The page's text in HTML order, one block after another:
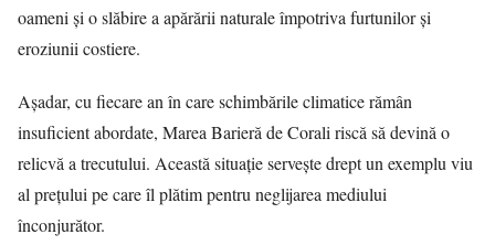
oameni și o slăbire a apărării naturale împotriva furtunilor și
eroziunii costiere.
Așadar, cu fiecare an în care schimbările climatice rămân
insuficient abordate, Marea Barieră de Corali riscă să devină o
relicvă a trecutului. Această situație servește drept un exemplu viu
al prețului pe care îl plătim pentru neglijarea mediului
înconjurător.